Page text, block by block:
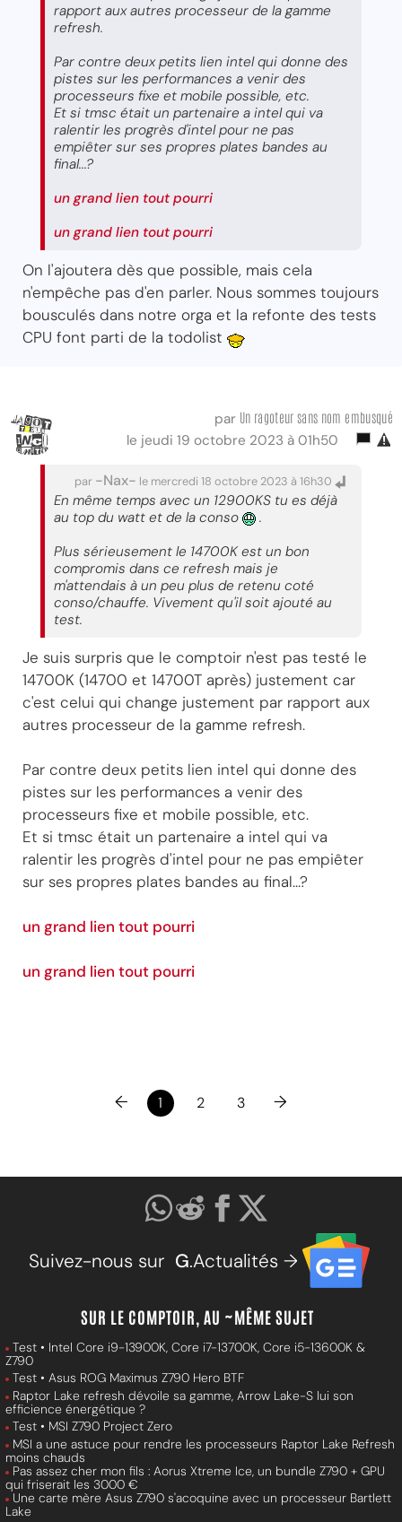
rapport aux autres processeur de la gamme
refresh.
Par contre deux petits lien intel qui donne des
pistes sur les performances a venir des
processeurs fixe et mobile possible, etc.
Et si tmsc était un partenaire a intel qui va
ralentir les progrès d'intel pour ne pas
empiêter sur ses propres plates bandes au
final...?
un grand lien tout pourri
un grand lien tout pourri
On l'ajoutera dès que possible, mais cela
n'empêche pas d'en parler. Nous sommes toujours
bousculés dans notre orga et la refonte des tests
CPU font parti de la todolist
par Un ragoteur sans nom embusqué
le jeudi 19 octobre 2023 à 01h50
par -Nax- le mercredi 18 octobre 2023 à 16h30
En même temps avec un 12900KS tu es déjà
au top du watt et de la conso
.
Plus sérieusement le 14700K est un bon
compromis dans ce refresh mais je
m'attendais à un peu plus de retenu coté
conso/chauffe. Vivement qu'il soit ajouté au
test.
Je suis surpris que le comptoir n'est pas testé le
14700K (14700 et 14700T après) justement car
c'est celui qui change justement par rapport aux
autres processeur de la gamme refresh.
Par contre deux petits lien intel qui donne des
pistes sur les performances a venir des
processeurs fixe et mobile possible, etc.
Et si tmsc était un partenaire a intel qui va
ralentir les progrès d'intel pour ne pas empiêter
sur ses propres plates bandes au final...?
un grand lien tout pourri
un grand lien tout pourri
← 1 2 3 →
Suivez-nous sur G.Actualités →
SUR LE COMPTOIR, AU ~MÊME SUJET
Test • Intel Core i9-13900K, Core i7-13700K, Core i5-13600K &
Z790
Test • Asus ROG Maximus Z790 Hero BTF
Raptor Lake refresh dévoile sa gamme, Arrow Lake-S lui son
efficience énergétique ?
Test • MSI Z790 Project Zero
MSI a une astuce pour rendre les processeurs Raptor Lake Refresh
moins chauds
Pas assez cher mon fils : Aorus Xtreme Ice, un bundle Z790 + GPU
qui friserait les 3000 €
Une carte mère Asus Z790 s'acoquine avec un processeur Bartlett
Lake